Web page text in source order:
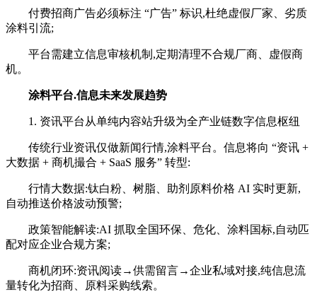
付费招商广告必须标注 “广告” 标识,杜绝虚假厂家、劣质
涂料引流;
平台需建立信息审核机制,定期清理不合规厂商、虚假商
机。
涂料平台.信息未来发展趋势
1. 资讯平台从单纯内容站升级为全产业链数字信息枢纽
传统行业资讯仅做新闻行情,涂料平台。信息将向 “资讯 +
大数据 + 商机撮合 + SaaS 服务” 转型:
行情大数据:钛白粉、树脂、助剂原料价格 AI 实时更新,
自动推送价格波动预警;
政策智能解读:AI 抓取全国环保、危化、涂料国标,自动匹
配对应企业合规方案;
商机闭环:资讯阅读→供需留言→企业私域对接,纯信息流
量转化为招商、原料采购线索。